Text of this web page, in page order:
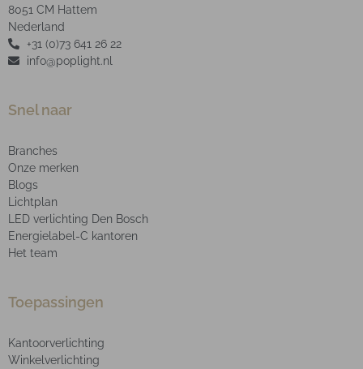
8051 CM Hattem
Nederland
+31 (0)73 641 26 22
info@poplight.nl
Snel naar
Branches
Onze merken
Blogs
Lichtplan
LED verlichting Den Bosch
Energielabel-C kantoren
Het team
Toepassingen
Kantoorverlichting
Winkelverlichting